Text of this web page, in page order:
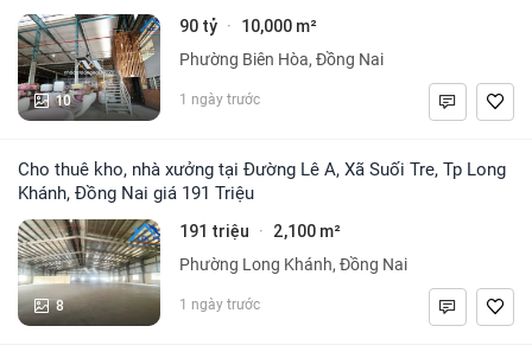
10
90 tỷ · 10,000 m²
Phường Biên Hòa, Đồng Nai
1 ngày trước
Cho thuê kho, nhà xưởng tại Đường Lê A, Xã Suối Tre, Tp Long
Khánh, Đồng Nai giá 191 Triệu
8
191 triệu · 2,100 m²
Phường Long Khánh, Đồng Nai
1 ngày trước